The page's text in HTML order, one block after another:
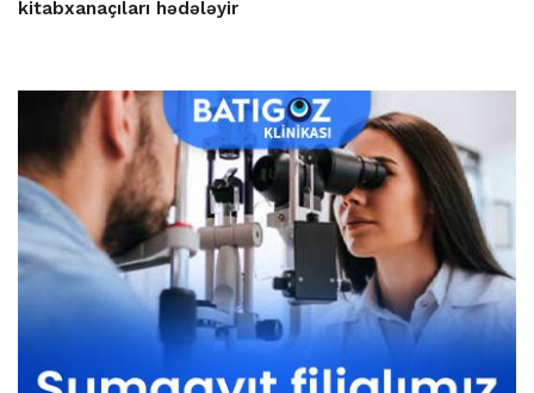
kitabxanaçıları hədələyir